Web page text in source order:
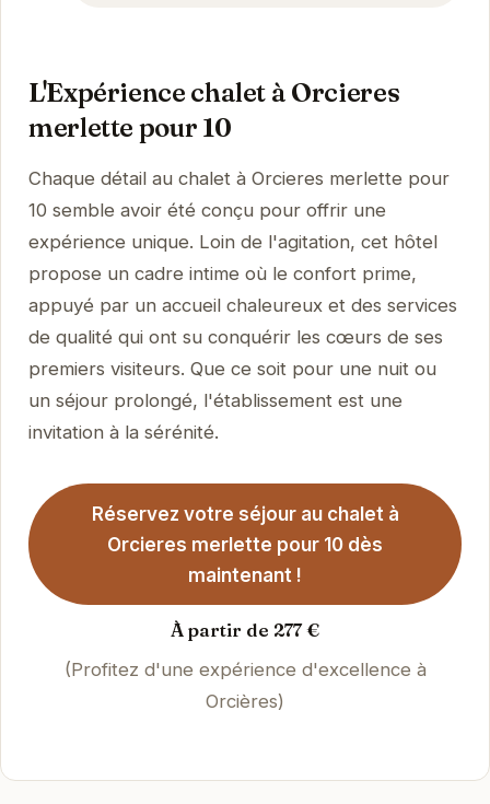
L'Expérience chalet à Orcieres
merlette pour 10
Chaque détail au chalet à Orcieres merlette pour
10 semble avoir été conçu pour offrir une
expérience unique. Loin de l'agitation, cet hôtel
propose un cadre intime où le confort prime,
appuyé par un accueil chaleureux et des services
de qualité qui ont su conquérir les cœurs de ses
premiers visiteurs. Que ce soit pour une nuit ou
un séjour prolongé, l'établissement est une
invitation à la sérénité.
Réservez votre séjour au chalet à
Orcieres merlette pour 10 dès
maintenant !
À partir de 277 €
(Profitez d'une expérience d'excellence à
Orcières)